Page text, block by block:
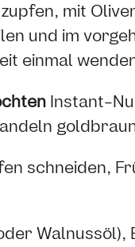
mit
und im
einmal
Instant-
schneiden,